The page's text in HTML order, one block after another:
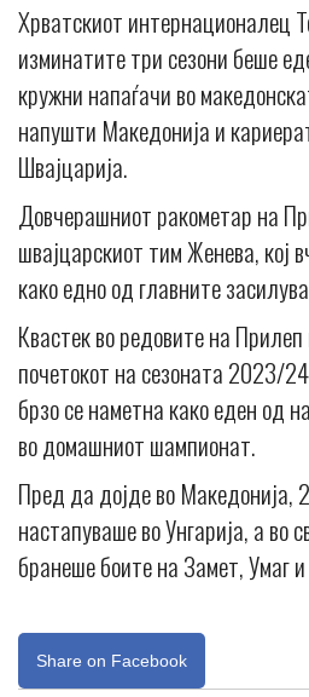
Хрватскиот интернационалец
изминатите три сезони беше
кружни напаѓачи во
напушти Македонија и
Швајцарија.
Довчерашниот ракометар на
швајцарскиот тим Женева, кој
како едно од главните
Квастек во редовите на
почетокот на сезоната 2023/
брзо се наметна како еден од
во домашниот шампионат.
Пред да дојде во Македонија,
настапуваше во Унгарија, а во
бранеше боите на Замет, Умаг
Share on Facebook